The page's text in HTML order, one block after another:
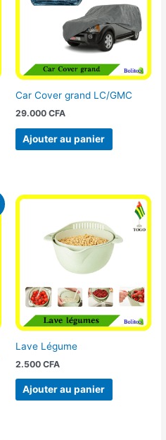
Car Cover grand LC/GMC
29.000 CFA
Ajouter au panier
Lave Légume
2.500 CFA
Ajouter au panier